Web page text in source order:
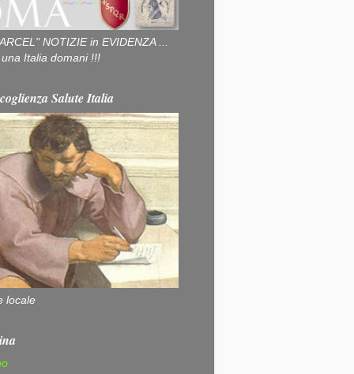
NOTIZIE in EVIDENZA ...
Italia domani !!!
Salute Italia
locale